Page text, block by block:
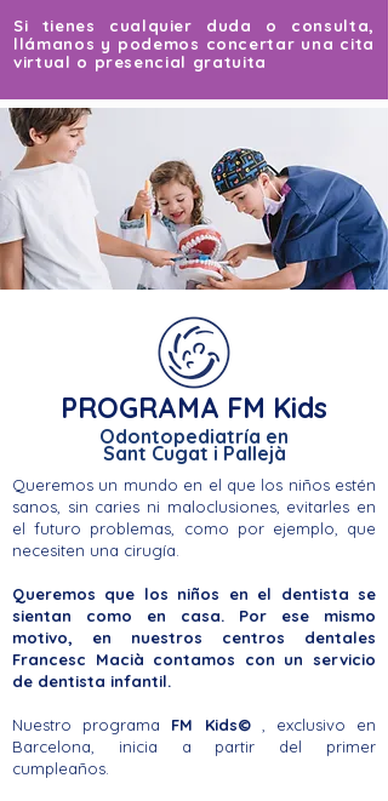
Si tienes cualquier duda o consulta,
llámanos y podemos concertar una cita
virtual o presencial gratuita
PROGRAMA FM Kids
Odontopediatría en
Sant Cugat i Pallejà
Queremos un mundo en el que los niños estén
sanos, sin caries ni maloclusiones, evitarles en
el futuro problemas, como por ejemplo, que
necesiten una cirugía.
Queremos que los niños en el dentista se
sientan como en casa. Por ese mismo
motivo, en nuestros centros dentales
Francesc Macià contamos con un servicio
de dentista infantil.
Nuestro programa FM Kids©
, exclusivo en
Barcelona, inicia a partir del primer
cumpleaños.